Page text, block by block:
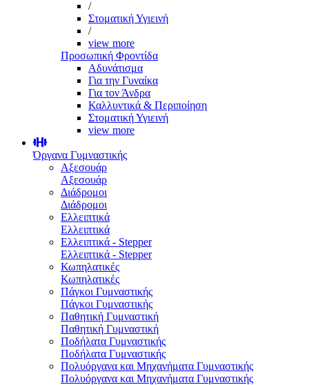
/
Στοματική Υγιεινή
/
view more
Προσωπική Φροντίδα
Αδυνάτισμα
Για την Γυναίκα
Για τον Άνδρα
Καλλυντικά & Περιποίηση
Στοματική Υγιεινή
view more
Όργανα Γυμναστικής
Αξεσουάρ
Αξεσουάρ
Διάδρομοι
Διάδρομοι
Ελλειπτικά
Ελλειπτικά
Ελλειπτικά - Stepper
Ελλειπτικά - Stepper
Κωπηλατικές
Κωπηλατικές
Πάγκοι Γυμναστικής
Πάγκοι Γυμναστικής
Παθητική Γυμναστική
Παθητική Γυμναστική
Ποδήλατα Γυμναστικής
Ποδήλατα Γυμναστικής
Πολυόργανα και Μηχανήματα Γυμναστικής
Πολυόργανα και Μηχανήματα Γυμναστικής